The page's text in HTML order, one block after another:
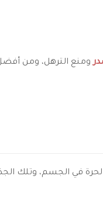
ومنع الترهل، ومن أفضل
في الجسم، وتلك